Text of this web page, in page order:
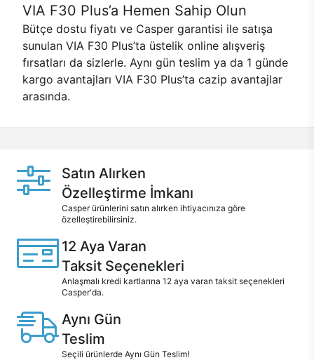
VIA F30 Plus’a Hemen Sahip Olun
Bütçe dostu fiyatı ve Casper garantisi ile satışa
sunulan VIA F30 Plus’ta üstelik online alışveriş
fırsatları da sizlerle. Aynı gün teslim ya da 1 günde
kargo avantajları VIA F30 Plus’ta cazip avantajlar
arasında.
Satın Alırken
Özelleştirme İmkanı
Casper ürünlerini satın alırken ihtiyacınıza göre
özelleştirebilirsiniz.
12 Aya Varan
Taksit Seçenekleri
Anlaşmalı kredi kartlarına 12 aya varan taksit seçenekleri
Casper'da.
Aynı Gün
Teslim
Seçili ürünlerde Aynı Gün Teslim!